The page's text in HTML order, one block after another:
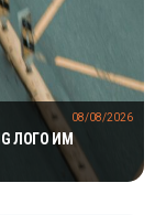
ЛОГО ИМ
08/08/2026